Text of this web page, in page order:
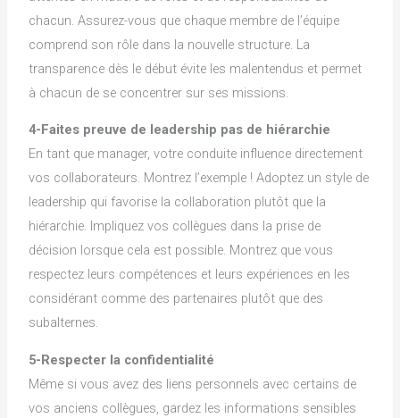
chacun. Assurez-vous que chaque membre de l’équipe
comprend son rôle dans la nouvelle structure. La
transparence dès le début évite les malentendus et permet
à chacun de se concentrer sur ses missions.
4-Faites preuve de leadership pas de hiérarchie
En tant que manager, votre conduite influence directement
vos collaborateurs. Montrez l’exemple ! Adoptez un style de
leadership qui favorise la collaboration plutôt que la
hiérarchie. Impliquez vos collègues dans la prise de
décision lorsque cela est possible. Montrez que vous
respectez leurs compétences et leurs expériences en les
considérant comme des partenaires plutôt que des
subalternes.
5-Respecter la confidentialité
Même si vous avez des liens personnels avec certains de
vos anciens collègues, gardez les informations sensibles